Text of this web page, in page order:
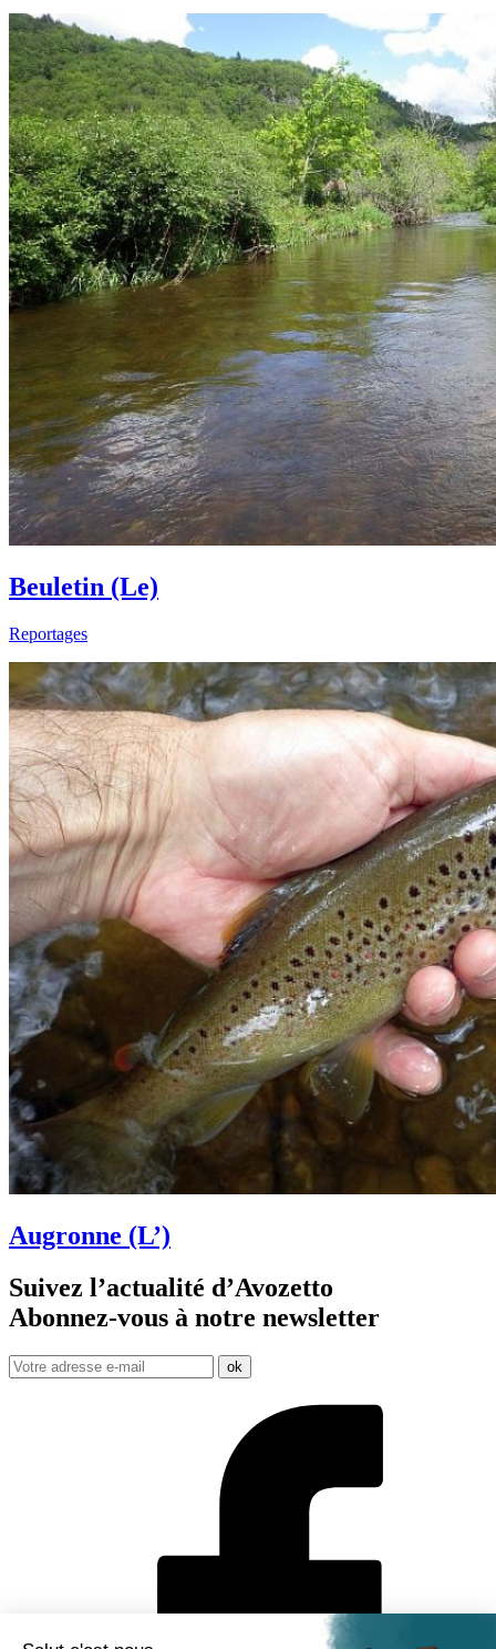
Beuletin (Le)
Reportages
Augronne (L’)
Suivez l’actualité d’Avozetto
Abonnez-vous à notre newsletter